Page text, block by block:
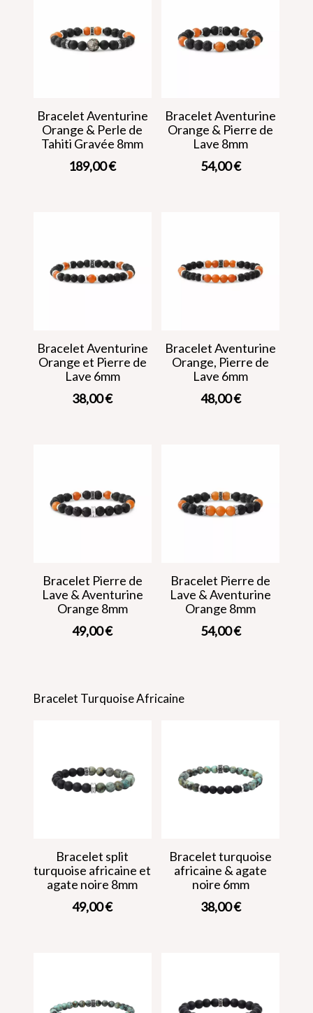
Bracelet Aventurine
Orange & Perle de
Tahiti Gravée 8mm
189,00€
Bracelet Aventurine
Orange & Pierre de
Lave 8mm
54,00€
Bracelet Aventurine
Orange et Pierre de
Lave 6mm
38,00€
Bracelet Aventurine
Orange, Pierre de
Lave 6mm
48,00€
Bracelet Pierre de
Lave & Aventurine
Orange 8mm
49,00€
Bracelet Pierre de
Lave & Aventurine
Orange 8mm
54,00€
Bracelet Turquoise Africaine
Bracelet split
turquoise africaine et
agate noire 8mm
49,00€
Bracelet turquoise
africaine & agate
noire 6mm
38,00€